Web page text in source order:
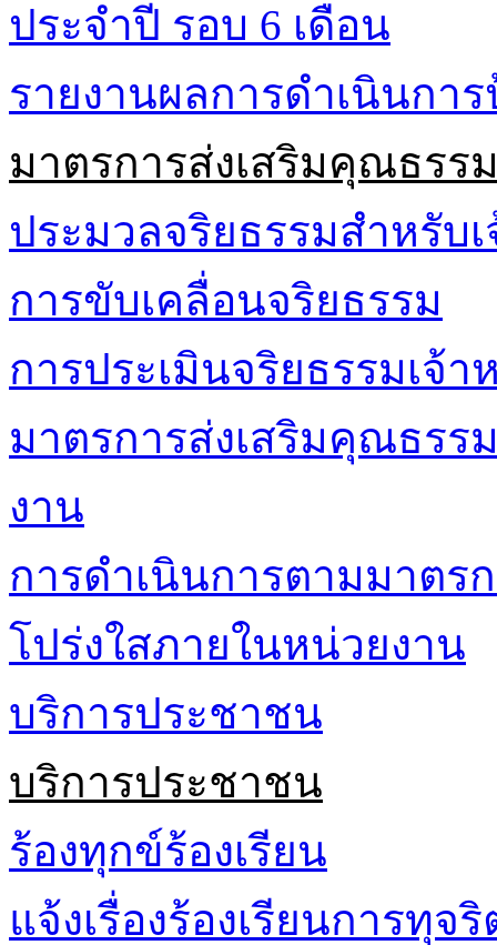
ประจำปี รอบ 6 เดือน
รายงานผลการดำเนินกา
มาตรการส่งเสริมคุณธรร
ประมวลจริยธรรมสำหรับ
การขับเคลื่อนจริยธรรม
การประเมินจริยธรรมเจ้
มาตรการส่งเสริมคุณธรร
งาน
การดำเนินการตามมาตร
โปร่งใสภายในหน่วยงาน
บริการประชาชน
บริการประชาชน
ร้องทุกข์ร้องเรียน
แจ้งเรื่องร้องเรียนการทุ